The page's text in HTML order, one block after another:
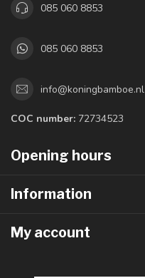
085 060 8853
085 060 8853
info@koningbamboe.nl
COC number: 72734523
Opening hours
Information
My account